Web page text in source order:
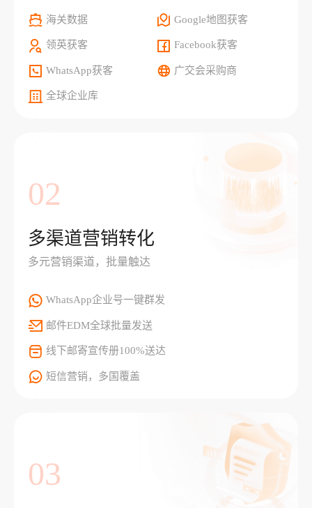
海关数据 Google地图获客
领英获客 Facebook获客
WhatsApp获客 广交会采购商
全球企业库
02
多渠道营销转化
多元营销渠道，批量触达
WhatsApp企业号一键群发
邮件EDM全球批量发送
线下邮寄宣传册100%送达
短信营销，多国覆盖
03